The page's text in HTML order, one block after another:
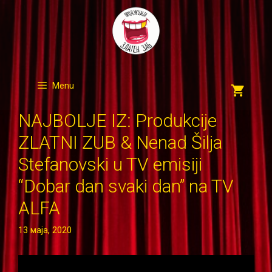
Menu
NAJBOLJE IZ: Produkcije
ZLATNI ZUB & Nenad Šilja
Stefanovski u TV emisiji
“Dobar dan svaki dan” na TV
ALFA
13 маја, 2020